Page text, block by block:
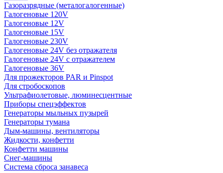
Газоразрядные (металогалогенные)
Галогеновые 120V
Галогеновые 12V
Галогеновые 15V
Галогеновые 230V
Галогеновые 24V без отражателя
Галогеновые 24V с отражателем
Галогеновые 36V
Для прожекторов PAR и Pinspot
Для стробоскопов
Ультрафиолетовые, люминесцентные
Приборы спецэффектов
Генераторы мыльных пузырей
Генераторы тумана
Дым-машины, вентиляторы
Жидкости, конфетти
Конфетти машины
Снег-машины
Система сброса занавеса